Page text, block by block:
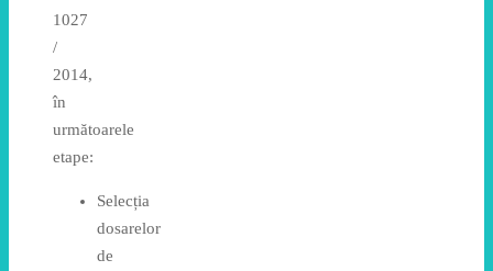
1027
/
2014,
în
următoarele
etape:
Selecția
dosarelor
de